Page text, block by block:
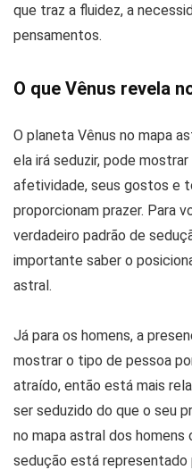
que traz a fluidez, a
pensamentos.
O que Vênus revela
O planeta Vênus no mapa
ela irá seduzir, pode
afetividade, seus gostos e
proporcionam prazer. Para
verdadeiro padrão de
importante saber o
astral.
Já para os homens, a
mostrar o tipo de pessoa
atraído, então está mais
ser seduzido do que o seu
no mapa astral dos
sedução está representado